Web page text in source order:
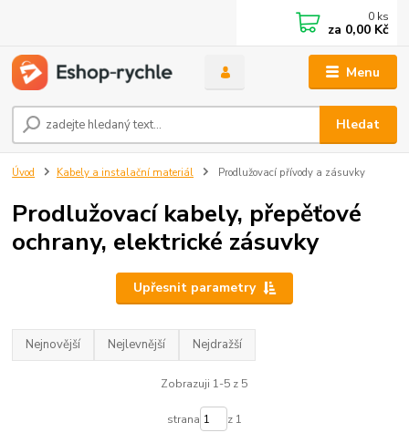
Menu
Hledat
0 ks
za 0,00 Kč
Úvod Kabely a instalační materiál Prodlužovací přívody a zásuvky
Prodlužovací kabely, přepěťové
ochrany, elektrické zásuvky
Upřesnit parametry
Nejnovější Nejlevnější Nejdražší
Zobrazuji 1-5 z 5
strana z 1